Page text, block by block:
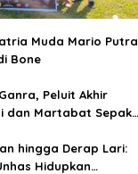
Muda Mario Putra
Bone
Peluit Akhir
dan Martabat Sepak
hingga Derap Lari:
Hidupkan